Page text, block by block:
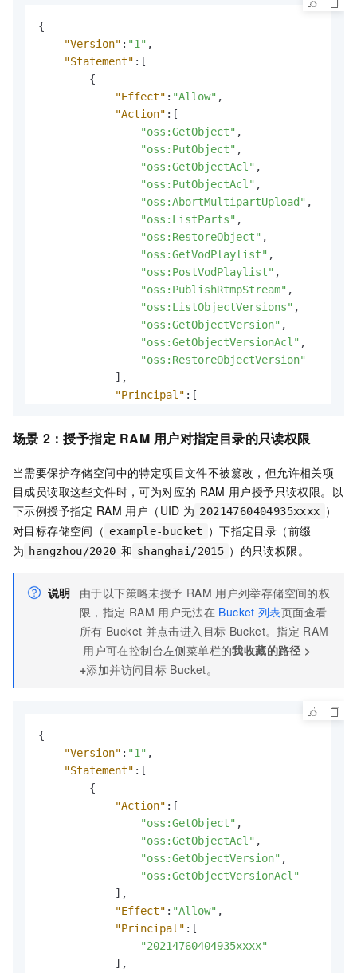
{
"Version" : "1" ,
"Statement" : [
{
"Effect" : "Allow" ,
"Action" : [
"oss:GetObject" ,
"oss:PutObject" ,
"oss:GetObjectAcl" ,
"oss:PutObjectAcl" ,
"oss:AbortMultipartUpload" ,
"oss:ListParts" ,
"oss:RestoreObject" ,
"oss:GetVodPlaylist" ,
"oss:PostVodPlaylist" ,
"oss:PublishRtmpStream" ,
"oss:ListObjectVersions" ,
"oss:GetObjectVersion" ,
"oss:GetObjectVersionAcl" ,
"oss:RestoreObjectVersion"
] ,
"Principal" : [
"20214760404935xxxx"
],
"Resource": [
]
} ,
{
"Effect":"Allow",
"oss:ListObjects"
],
"Principal" : [
"27737962156157xxxx",
"20214760404935xxxx"
],
"Condition"
"StringLike"
}
场景 2：授予指定 RAM 用户对指定目录的只读权限
当需要保护存储空间中的特定项目文件不被篡改，但允许相关项
目成员读取这些文件时，可为对应的 RAM 用户授予只读权限。以
下示例授予指定 RAM 用户（UID 为 20214760404935xxxx ）
对目标存储空间（ example-bucket
）下指定目录（前缀
为 hangzhou/2020 和 shanghai/2015 ）的只读权限。
说明 由于以下策略未授予 RAM 用户列举存储空间的权
限，指定 RAM 用户无法在 Bucket 列表页面查看
所有 Bucket 并点击进入目标 Bucket。指定 RAM
用户可在控制台左侧菜单栏的我收藏的路径 >
+添加并访问目标 Bucket。
{
"Version" : "1" ,
"Statement" : [
{
"Action" : [
"oss:GetObject" ,
"oss:GetObjectAcl" ,
"oss:GetObjectVersion" ,
"oss:GetObjectVersionAcl"
] ,
"Effect" : "Allow" ,
"Principal" : [
"20214760404935xxxx"
] ,